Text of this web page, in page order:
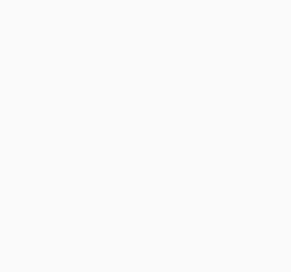
Taekwondo se
Copa Perla del